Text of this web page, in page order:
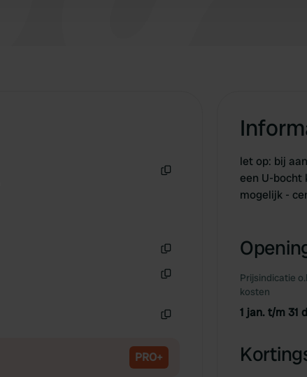
PRO+
let op: bij
een U-bocht
mogelijk -
Prijsindicatie
kosten
1 jan. t/m 31